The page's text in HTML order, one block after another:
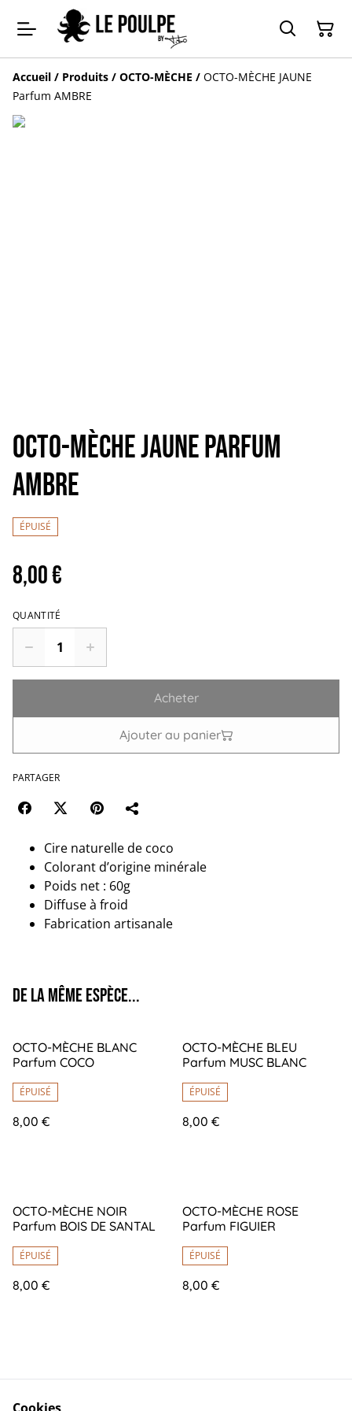
Accueil / Produits / OCTO-MÈCHE / OCTO-MÈCHE JAUNE
Parfum AMBRE
OCTO-MÈCHE JAUNE Parfum
AMBRE
ÉPUISÉ
8,00 €
QUANTITÉ
Acheter
Ajouter au panier
PARTAGER
Cire naturelle de coco
Colorant d’origine minérale
Poids net : 60g
Diffuse à froid
Fabrication artisanale
De la même espèce...
OCTO-MÈCHE BLANC
Parfum COCO
ÉPUISÉ
8,00 €
OCTO-MÈCHE BLEU
Parfum MUSC BLANC
ÉPUISÉ
8,00 €
OCTO-MÈCHE NOIR
Parfum BOIS DE SANTAL
ÉPUISÉ
8,00 €
OCTO-MÈCHE ROSE
Parfum FIGUIER
ÉPUISÉ
8,00 €